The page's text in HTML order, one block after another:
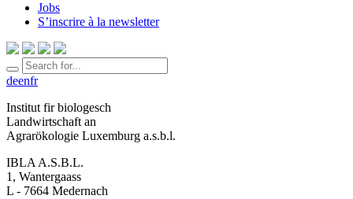
Jobs
S’inscrire à la newsletter
deenfr
Institut fir biologesch
Landwirtschaft an
Agrarökologie Luxemburg a.s.b.l.
IBLA A.S.B.L.
1, Wantergaass
L - 7664 Medernach